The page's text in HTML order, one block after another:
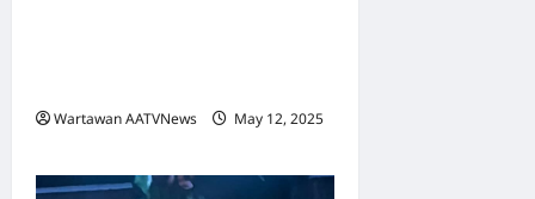
Wartawan AATVNews
May 12, 2025